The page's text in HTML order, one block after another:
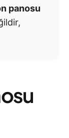
panosu